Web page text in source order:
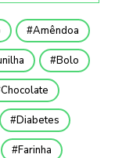
Amêndoa
Bolo
Chocolate
Diabetes
Farinha